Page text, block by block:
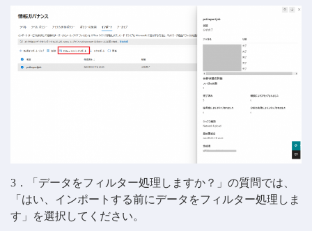
3．「データをフィルター処理しますか？」の質問では、
「はい、インポートする前にデータをフィルター処理しま
す」を選択してください。